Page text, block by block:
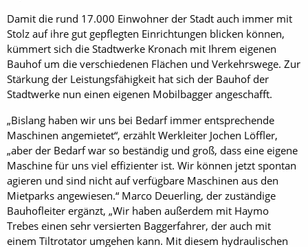
Damit die rund 17.000 Einwohner der Stadt auch immer mit
Stolz auf ihre gut gepflegten Einrichtungen blicken können,
kümmert sich die Stadtwerke Kronach mit Ihrem eigenen
Bauhof um die verschiedenen Flächen und Verkehrswege. Zur
Stärkung der Leistungsfähigkeit hat sich der Bauhof der
Stadtwerke nun einen eigenen Mobilbagger angeschafft.
„Bislang haben wir uns bei Bedarf immer entsprechende
Maschinen angemietet“, erzählt Werkleiter Jochen Löffler,
„aber der Bedarf war so beständig und groß, dass eine eigene
Maschine für uns viel effizienter ist. Wir können jetzt spontan
agieren und sind nicht auf verfügbare Maschinen aus den
Mietparks angewiesen.“ Marco Deuerling, der zuständige
Bauhofleiter ergänzt, „Wir haben außerdem mit Haymo
Trebes einen sehr versierten Baggerfahrer, der auch mit
einem Tiltrotator umgehen kann. Mit diesem hydraulischen